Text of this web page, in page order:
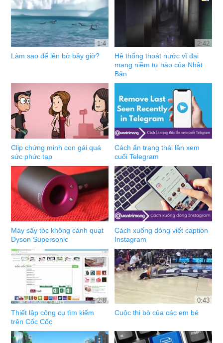
1:4
Làm sao để lên bờ bây giờ?
2:42
Hệ thống thoát nước vĩ đại
mang niềm tự hào của Nhật
Bản
Clip chứng minh con gái quá
sức phức tạp
Cách ẩn trạng thái lần xem
cuối Telegram
Máy sấy tóc không cánh quạt
Dyson Supersonic
Cách xuống dòng viết caption
Instagram
2:8
Thiết lập công cụ tìm kiếm
trên Cốc Cốc
0:43
Cuộc thi bò của các em bé